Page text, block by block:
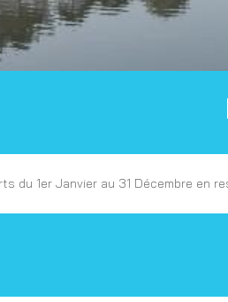
du 1er Janvier au 31 Décembre en